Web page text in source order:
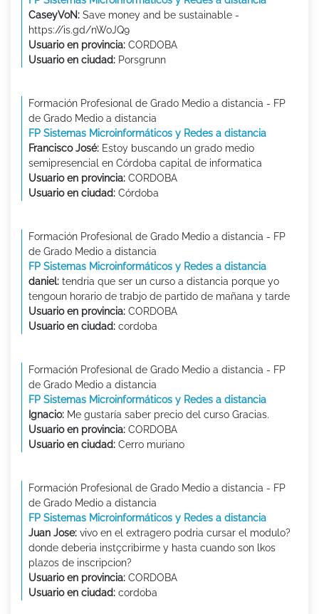
CaseyVoN: Save money and be sustainable -
https://is.gd/nWoJQ9
Usuario en provincia: CORDOBA
Usuario en ciudad: Porsgrunn
Formación Profesional de Grado Medio a distancia - FP
de Grado Medio a distancia
FP Sistemas Microinformáticos y Redes a distancia
Francisco José: Estoy buscando un grado medio
semipresencial en Córdoba capital de informatica
Usuario en provincia: CORDOBA
Usuario en ciudad: Córdoba
Formación Profesional de Grado Medio a distancia - FP
de Grado Medio a distancia
FP Sistemas Microinformáticos y Redes a distancia
daniel: tendria que ser un curso a distancia porque yo
tengoun horario de trabjo de partido de mañana y tarde
Usuario en provincia: CORDOBA
Usuario en ciudad: cordoba
Formación Profesional de Grado Medio a distancia - FP
de Grado Medio a distancia
FP Sistemas Microinformáticos y Redes a distancia
Ignacio: Me gustaría saber precio del curso Gracias.
Usuario en provincia: CORDOBA
Usuario en ciudad: Cerro muriano
Formación Profesional de Grado Medio a distancia - FP
de Grado Medio a distancia
FP Sistemas Microinformáticos y Redes a distancia
Juan Jose: vivo en el extragero podria cursar el modulo?
donde deberia instçcribirme y hasta cuando son lkos
plazos de inscripcion?
Usuario en provincia: CORDOBA
Usuario en ciudad: cordoba